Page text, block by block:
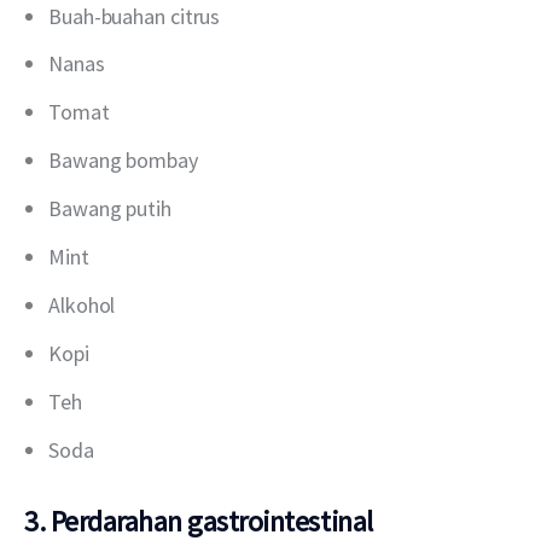
Buah-buahan citrus
Nanas
Tomat
Bawang bombay
Bawang putih
Mint
Alkohol
Kopi
Teh
Soda
3. Perdarahan gastrointestinal